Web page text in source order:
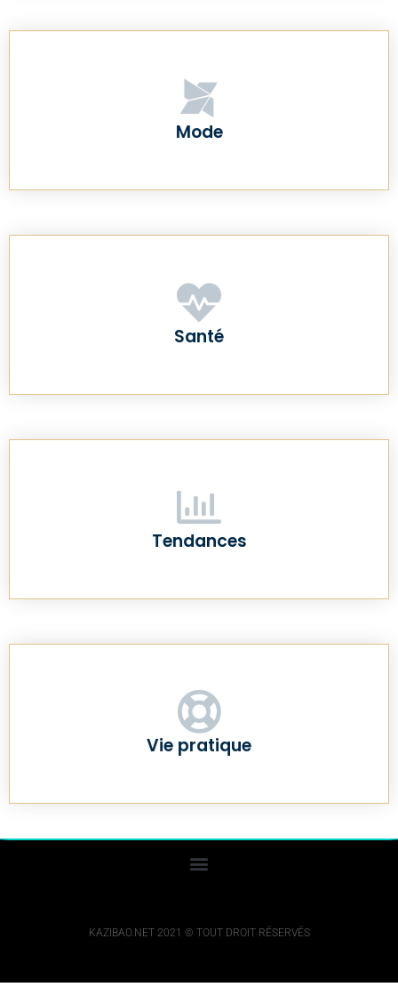
Mode
Santé
Tendances
Vie pratique
KAZIBAO.NET 2021 © TOUT DROIT RÉSERVÉS